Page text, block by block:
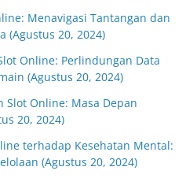
Menavigasi Tantangan dan
(Agustus 20, 2024)
Online: Perlindungan Data
(Agustus 20, 2024)
Slot Online: Masa Depan
20, 2024)
terhadap Kesehatan Mental:
(Agustus 20, 2024)